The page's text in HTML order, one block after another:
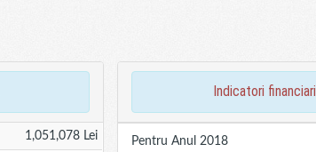
1,051,078 Lei
indicatori financiari
Pentru Anul 2018